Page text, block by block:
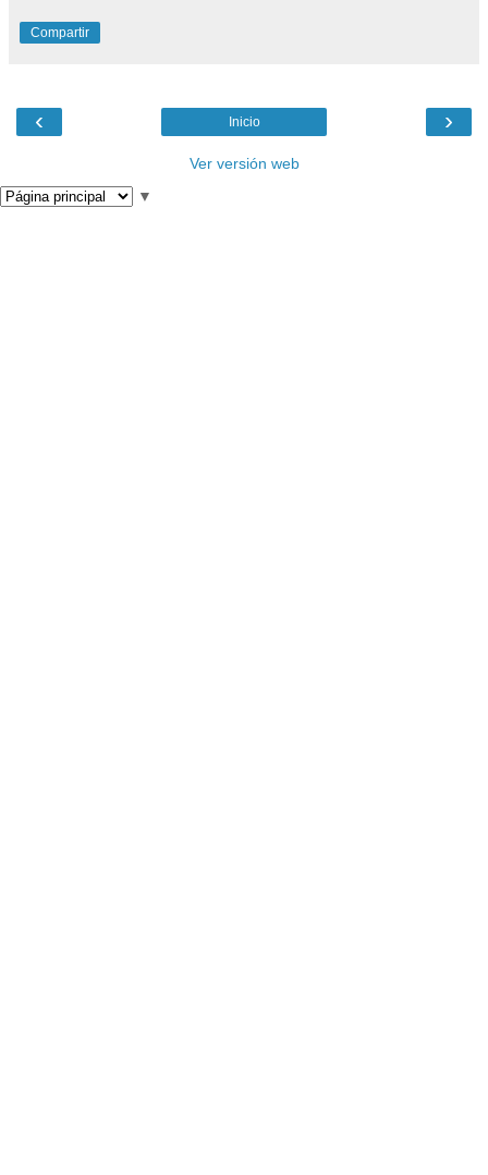
Compartir
‹ ›
Inicio
Ver versión web
▼